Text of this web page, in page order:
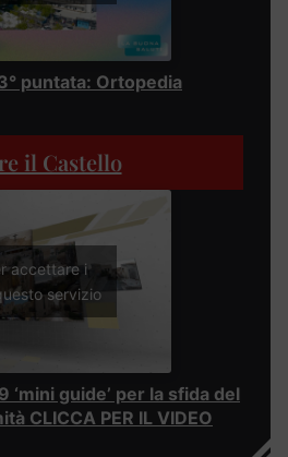
puntata: Ortopedia
il Castello
accettare i
servizio
‘mini guide’ per la sfida del
CLICCA PER IL VIDEO